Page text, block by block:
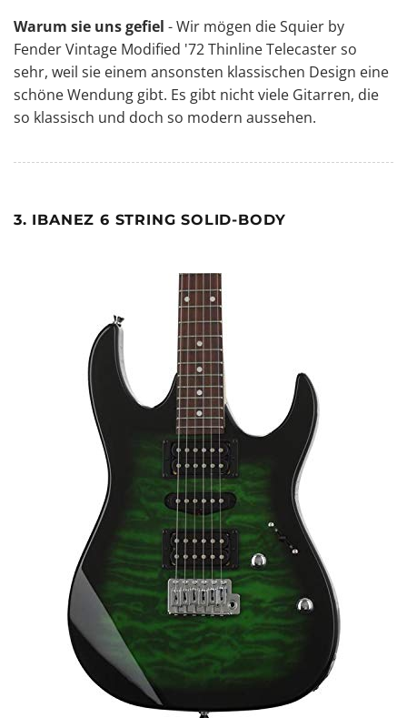
Warum sie uns gefiel - Wir mögen die Squier by
Fender Vintage Modified '72 Thinline Telecaster so
sehr, weil sie einem ansonsten klassischen Design eine
schöne Wendung gibt. Es gibt nicht viele Gitarren, die
so klassisch und doch so modern aussehen.
3. IBANEZ 6 STRING SOLID-BODY